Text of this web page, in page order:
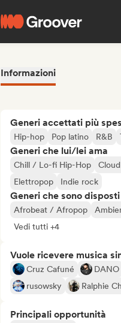
Informazioni
Generi accettati più
Hip-hop Pop latino R&B
Generi che lui/lei ama
Chill / Lo-fi Hip-Hop
Elettropop
Indie rock
Generi che sono
Afrobeat / Afropop
Vedi tutti +4
Vuole ricevere musica
Cruz Cafuné DANO
rusowsky
Ralphie
Principali opportunità